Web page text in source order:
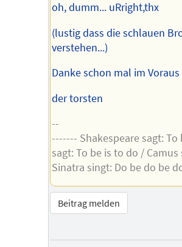
oh, dumm... uRright,thx
(lustig dass die schlauen
verstehen...)
Danke schon mal im
der torsten
--
------- Shakespeare sagt:
sagt: To be is to do /
Sinatra singt: Do be do be
Beitrag melden